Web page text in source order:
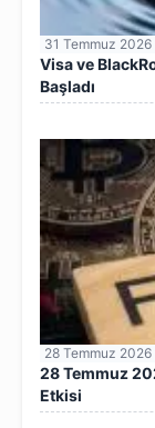
31 Temmuz 2026
Visa ve
Başladı
28 Temmuz 2026
28 Temmuz
Etkisi